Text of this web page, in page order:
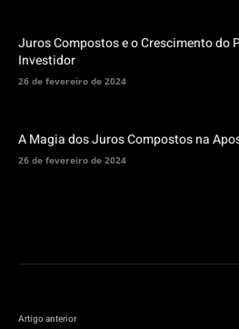
Juros Compostos e o Crescimento do
Investidor
26 de fevereiro de 2024
A Magia dos Juros Compostos na
26 de fevereiro de 2024
Artigo anterior